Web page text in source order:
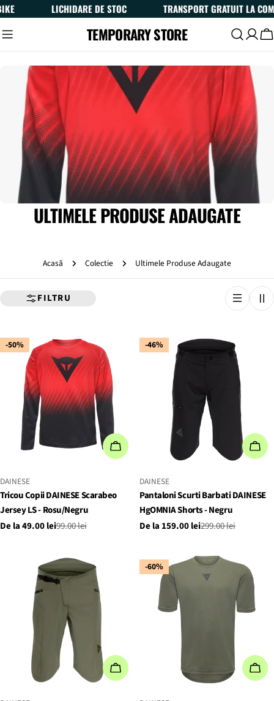
Sari
la
conținut
LICHIDARE DE STOC TRANSPORT GRATUIT LA COMENZI
TEMPORARY STORE
C
E
C
I
E
:
ULTIMELE PRODUSE ADAUGATE
Acasă Colectie Ultimele Produse Adaugate
FILTRU
-50%
ALEGEȚI OPȚIUNILE
FURNIZOR:
DAINESE
Tricou Copii DAINESE Scarabeo
Jersey LS - Rosu/Negru
Preț
De la 49.00 lei
Preț
99.00 lei
-46%
FURNIZOR:
DAINESE
Pantaloni Scurti Barbati DAINESE
HgOMNIA Shorts - Negru
Preț
De la 159.00 lei
Preț
299.00 lei
ALEGEȚI OPȚIUNILE
-60%